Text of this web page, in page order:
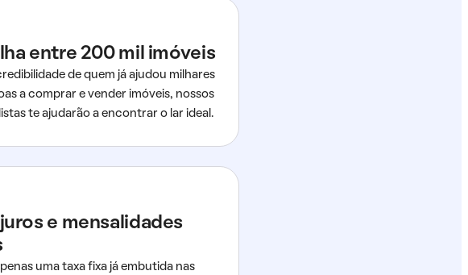
entre 200 mil imóveis
de quem já ajudou milhares
a comprar e vender imóveis, nossos
te ajudarão a encontrar o lar ideal.
e mensalidades
uma taxa fixa já embutida nas